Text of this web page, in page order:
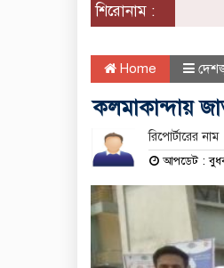
শিরোনাম :
Home
কলমাকান্দায়
রিপোর্টারের নাম
আপডেট :